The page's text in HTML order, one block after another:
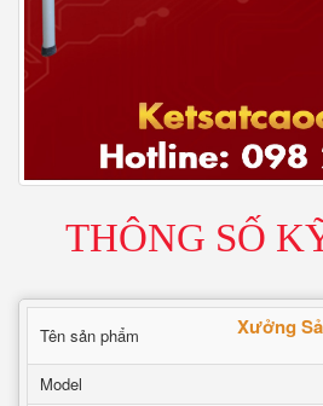
THÔNG SỐ
Tên sản phẩm Xưởng
Model